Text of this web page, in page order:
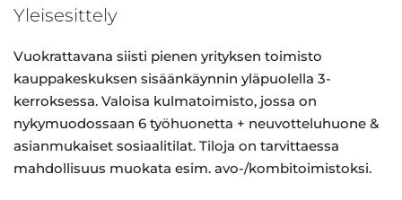
Yleisesittely
Vuokrattavana siisti pienen yrityksen toimisto
kauppakeskuksen sisäänkäynnin yläpuolella 3-
kerroksessa. Valoisa kulmatoimisto, jossa on
nykymuodossaan 6 työhuonetta + neuvotteluhuone &
asianmukaiset sosiaalitilat. Tiloja on tarvittaessa
mahdollisuus muokata esim. avo-/kombitoimistoksi.